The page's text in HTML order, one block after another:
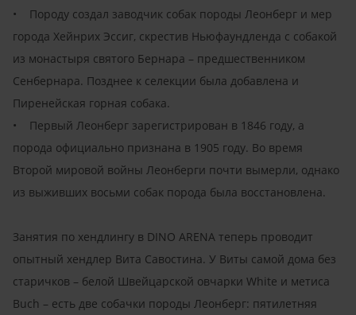
• Породу создал заводчик собак породы Леонберг и мер
города Хейнрих Эссиг, скрестив Ньюфаундленда с собакой
из монастыря святого Бернара – предшественником
Сенбернара. Позднее к селекции была добавлена и
Пиренейская горная собака.
• Первый Леонберг зарегистрирован в 1846 году, а
порода официально признана в 1905 году. Во время
Второй мировой войны Леонберги почти вымерли, однако
из выживших восьми собак порода была восстановлена.
Занятия по хендлингу в DINO ARENA теперь проводит
опытный хендлер Вита Савостина. У Виты самой дома без
старичков – белой Швейцарской овчарки White и метиса
Buch – есть две собачки породы Леонберг: пятилетняя